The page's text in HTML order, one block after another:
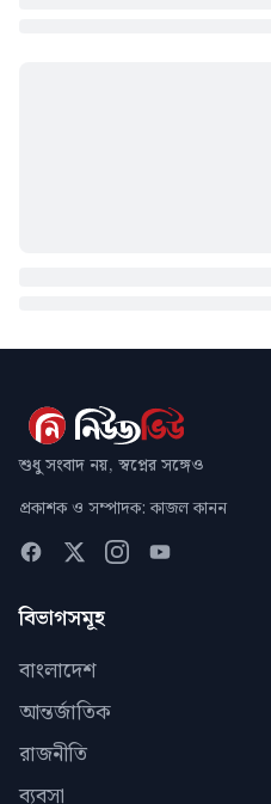
শুধু সংবাদ নয়, স্বপ্নের সঙ্গেও
প্রকাশক ও সম্পাদক: কাজল কানন
বিভাগসমূহ
বাংলাদেশ
আন্তর্জাতিক
রাজনীতি
ব্যবসা